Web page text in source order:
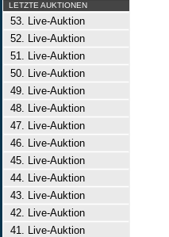
LETZTE AUKTIONEN
53. Live-Auktion
52. Live-Auktion
51. Live-Auktion
50. Live-Auktion
49. Live-Auktion
48. Live-Auktion
47. Live-Auktion
46. Live-Auktion
45. Live-Auktion
44. Live-Auktion
43. Live-Auktion
42. Live-Auktion
41. Live-Auktion